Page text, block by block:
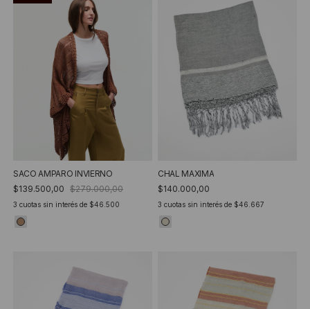
SACO AMPARO INVIERNO
$139.500,00 $279.000,00
3 cuotas sin interés de $46.500
CHAL MAXIMA
$140.000,00
3 cuotas sin interés de $46.667